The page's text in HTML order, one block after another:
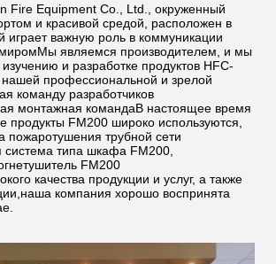
Fire Equipment Co., Ltd., окруженный
и красивой средой, расположен в
играет важную роль в коммуникации
являемся производителем, и мы
и разработке продуктов HFC-
профессиональной и зрелой
команду разработчиков
монтажная командаВ настоящее время
продукты FM200 широко используются,
пожаротушения трубной сети
типа шкафа FM200,
FM200
качества продукции и услуг, а также
компания хорошо воспринята